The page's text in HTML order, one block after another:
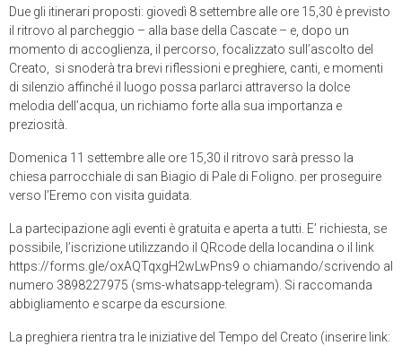
Due gli itinerari proposti: giovedì 8 settembre alle ore 15,30 è previsto
il ritrovo al parcheggio – alla base della Cascate – e, dopo un
momento di accoglienza, il percorso, focalizzato sull’ascolto del
Creato, si snoderà tra brevi riflessioni e preghiere, canti, e momenti
di silenzio affinché il luogo possa parlarci attraverso la dolce
melodia dell’acqua, un richiamo forte alla sua importanza e
preziosità.
Domenica 11 settembre alle ore 15,30 il ritrovo sarà presso la
chiesa parrocchiale di san Biagio di Pale di Foligno. per proseguire
verso l’Eremo con visita guidata.
La partecipazione agli eventi è gratuita e aperta a tutti. E’ richiesta, se
possibile, l’iscrizione utilizzando il QRcode della locandina o il link
https://forms.gle/oxAQTqxgH2wLwPns9 o chiamando/scrivendo al
numero 3898227975 (sms-whatsapp-telegram). Si raccomanda
abbigliamento e scarpe da escursione.
La preghiera rientra tra le iniziative del Tempo del Creato (inserire link: